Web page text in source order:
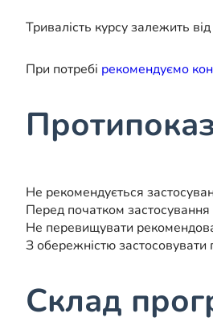
Тривалість курсу залежить
При потребі рекомендуємо
Не рекомендується
Перед початком
Не перевищувати
З обережністю застосовувати
Склад